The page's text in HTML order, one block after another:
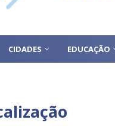
CIDADES EDUCAÇÃO